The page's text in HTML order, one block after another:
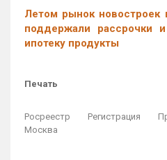
Летом рынок новостроек
поддержали рассрочки
ипотеку продукты
Печать
Росреестр Регистрация
Москва